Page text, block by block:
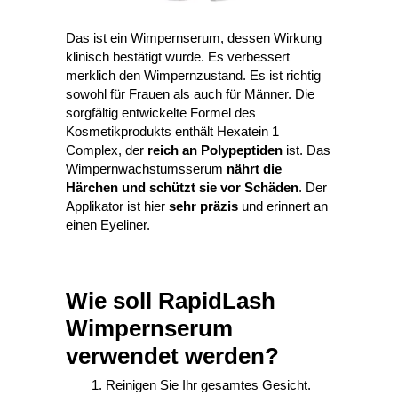
Das ist ein Wimpernserum, dessen Wirkung
klinisch bestätigt wurde. Es verbessert
merklich den Wimpernzustand. Es ist richtig
sowohl für Frauen als auch für Männer. Die
sorgfältig entwickelte Formel des
Kosmetikprodukts enthält Hexatein 1
Complex, der reich an Polypeptiden ist. Das
Wimpernwachstumsserum nährt die
Härchen und schützt sie vor Schäden. Der
Applikator ist hier sehr präzis und erinnert an
einen Eyeliner.
Wie soll RapidLash
Wimpernserum
verwendet werden?
Reinigen Sie Ihr gesamtes Gesicht.